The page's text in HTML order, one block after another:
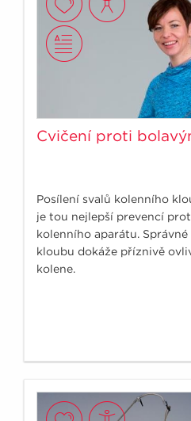
Cvičení proti
Posílení svalů kolenního
je tou nejlepší prevencí
kolenního aparátu.
kloubu dokáže příznivě
kolene.